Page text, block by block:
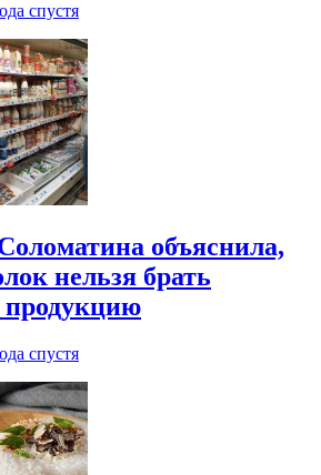
спустя
объяснила,
нельзя брать
спустя